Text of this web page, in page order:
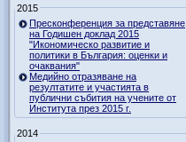
2015
Пресконференция за представяне
на Годишен доклад 2015
"Икономическо развитие и
политики в България: оценки и
очаквания"
Медийно отразяване на
резултатите и участията в
публични събития на учените от
Института през 2015 г.
2014